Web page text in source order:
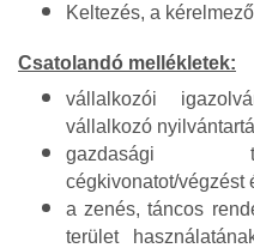
Keltezés, a
Csatolandó mellékletek:
vállalkozói
vállalkozó
gazdasági
cégkivonatot/végzést
a zenés, táncos
terület